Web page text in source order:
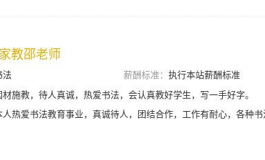
教邵老师
法 薪酬标准： 执行本站薪酬标准
材施教，待人真诚，热爱书法，会认真教好学生，写一手好字。
人热爱书法教育事业，真诚待人，团结合作，工作有耐心，各种书